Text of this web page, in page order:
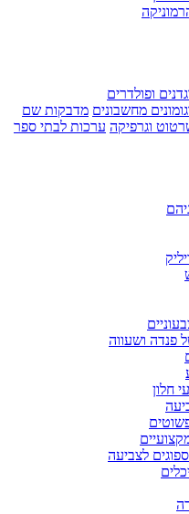
ופולדרים
מחשבונים מדבקות שם
וגרפיקה ערכות לבתי ספר
פנדה ושעווה
חלון
לצביעה